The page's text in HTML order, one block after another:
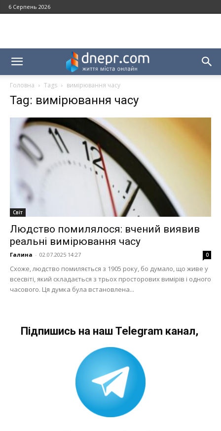
6 Серпень 2026
Головна Tags вимірювання часу
Tag: вимірювання часу
Світ
Людство помилялося: вчений виявив
реальні вимірювання часу
Галина - 02.07.2025 14:27 0
Схоже, людство помиляється з 1905 року, бо думало, що живе у
всесвіті, який складається з трьох просторових вимірів і одного
часового. Ця думка була встановлена...
Підпишись на наш Telegram канал,